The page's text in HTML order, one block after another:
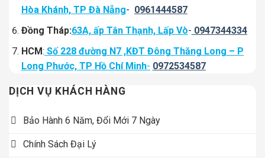
Hòa Khánh, TP Đà Nẵng- 0961444587
Đồng Tháp:63A, ấp Tân Thạnh, Lấp Vò- 0947344334
HCM: Số 228 đường N7 ,KĐT Đông Thăng Long – P
Long Phước, TP Hồ Chí Minh- 0972534587
DỊCH VỤ KHÁCH HÀNG
Bảo Hành 6 Năm, Đổi Mới 7 Ngày
Chính Sách Đại Lý